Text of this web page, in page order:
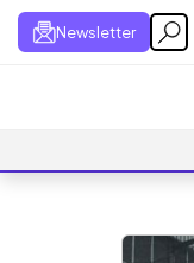
Newsletter